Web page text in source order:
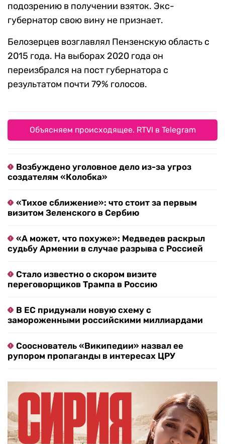
подозрению в получении взяток. Экс-
губернатор свою вину не признает.
Белозерцев возглавлял Пензенскую область с
2015 года. На выборах 2020 года он
переизбрался на пост губернатора с
результатом почти 79% голосов.
Объясняем происходящее. RTVI в Telegram
Возбуждено уголовное дело из-за угроз
создателям «Колобка»
«Тихое сближение»: что стоит за первым
визитом Зеленского в Сербию
«А может, что похуже»: Медведев раскрыл
судьбу Армении в случае разрыва с Россией
Стало известно о скором визите
переговорщиков Трампа в Россию
В ЕС придумали новую схему с
замороженными российскими миллиардами
Сооснователь «Википедии» назвал ее
рупором пропаганды в интересах ЦРУ